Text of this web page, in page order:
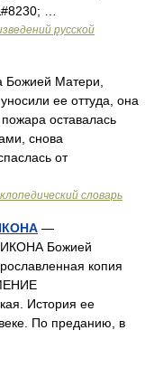
…
русской
Божией Матери,
ее оттуда, она
оставалась
снова
от
словарь
—
Божией
копия
История ее
По преданию, в